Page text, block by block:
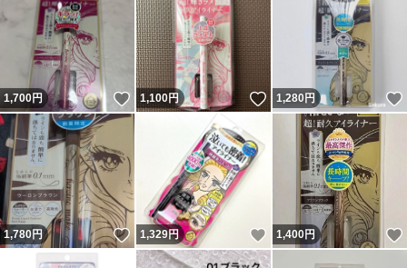
1,700円 いいね！
1,100円 いいね！
1,280円
1,780円 いいね！
1,329円 いいね！
1,400円